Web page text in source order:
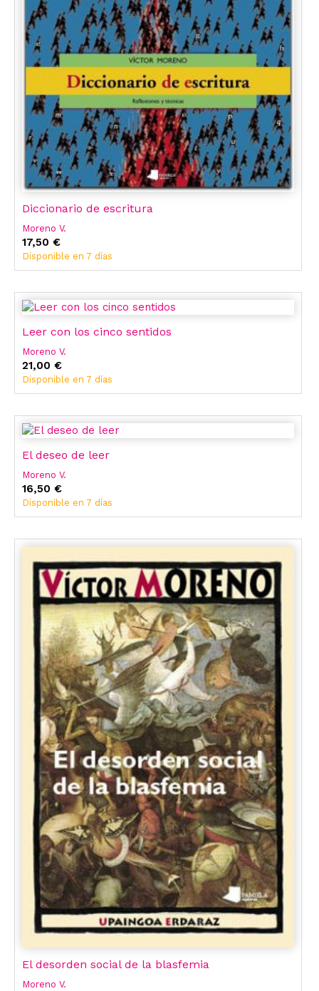
Diccionario de escritura
Moreno V.
17,50 €
Disponible en 7 días
Leer con los cinco sentidos
Moreno V.
21,00 €
Disponible en 7 días
El deseo de leer
Moreno V.
16,50 €
Disponible en 7 días
El desorden social de la blasfemia
Moreno V.